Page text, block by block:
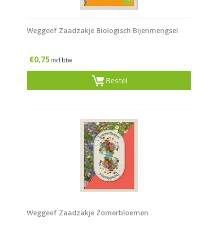
Weggeef Zaadzakje Biologisch Bijenmengsel
€0,75 incl btw
Bestel
Weggeef Zaadzakje Zomerbloemen